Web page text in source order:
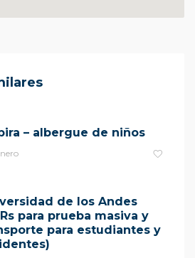
– albergue de niños
de los Andes
para prueba masiva y
para estudiantes y